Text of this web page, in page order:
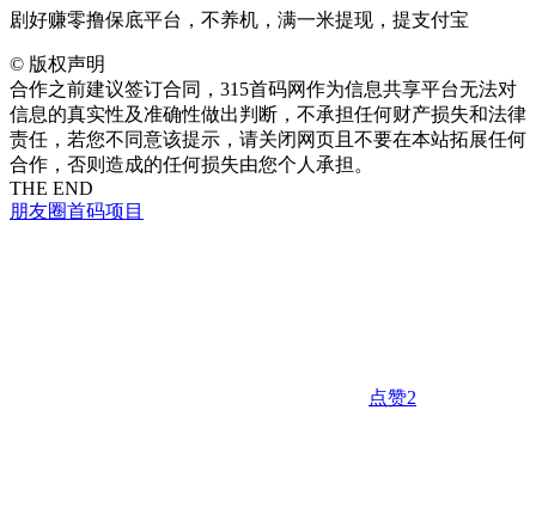
剧好赚零撸保底平台，不养机，满一米提现，提支付宝
© 版权声明
合作之前建议签订合同，315首码网作为信息共享平台无法对
信息的真实性及准确性做出判断，不承担任何财产损失和法律
责任，若您不同意该提示，请关闭网页且不要在本站拓展任何
合作，否则造成的任何损失由您个人承担。
THE END
朋友圈首码项目
点赞2